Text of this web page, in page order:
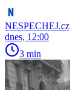
NESPECHEJ.cz
dnes, 12:00
3 min